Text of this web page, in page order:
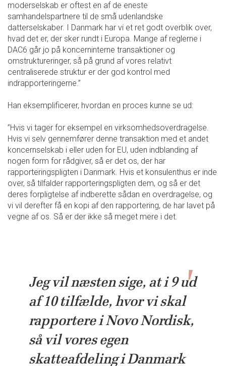
moderselskab er oftest en af de eneste
samhandelspartnere til de små udenlandske
datterselskaber. I Danmark har vi et ret godt overblik over,
hvad det er, der sker rundt i Europa. Mange af reglerne i
DAC6 går jo på koncerninterne transaktioner og
omstruktureringer, så på grund af vores relativt
centraliserede struktur er der god kontrol med
indrapporteringerne.”
Han eksemplificerer, hvordan en proces kunne se ud:
”Hvis vi tager for eksempel en virksomhedsoverdragelse.
Hvis vi selv gennemfører denne transaktion med et andet
koncernselskab i eller uden for EU, uden indblanding af
nogen form for rådgiver, så er det os, der har
rapporteringspligten i Danmark. Hvis et konsulenthus er inde
over, så tilfalder rapporteringspligten dem, og så er det
deres forpligtelse af indberette sådan en overdragelse, og
vi vil derefter få en kopi af den rapportering, de har lavet på
vegne af os. Så er der ikke så meget mere i det.
Jeg vil næsten sige, at i 9 ud
af 10 tilfælde, hvor vi skal
rapportere i Novo Nordisk,
så vil vores egen
skatteafdeling i Danmark